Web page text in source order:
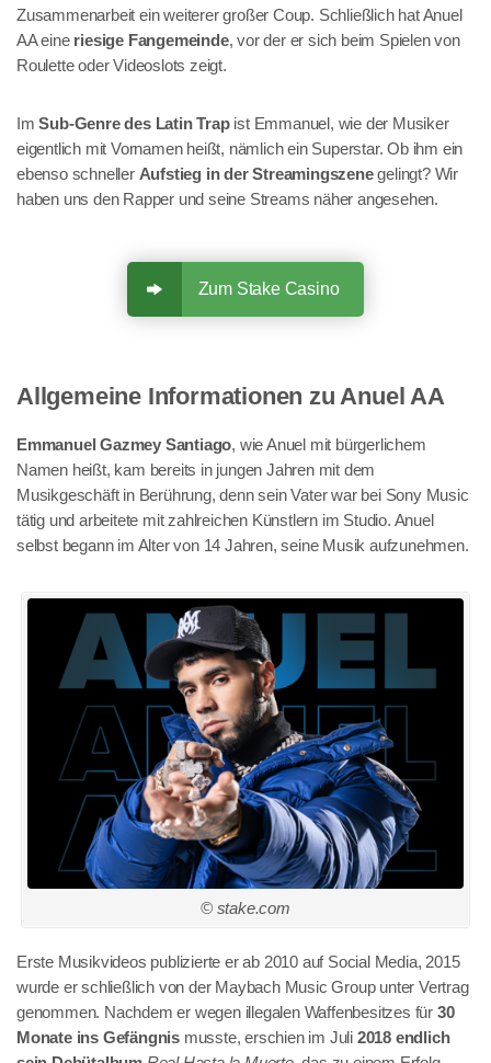
Zusammenarbeit ein weiterer großer Coup. Schließlich hat Anuel
AA eine riesige Fangemeinde, vor der er sich beim Spielen von
Roulette oder Videoslots zeigt.
ImSub-Genre des Latin Trapist Emmanuel, wie der Musiker
eigentlich mit Vornamen heißt, nämlich ein Superstar. Ob ihm ein
ebenso schneller Aufstieg in der Streamingszenegelingt? Wir
haben uns den Rapper und seine Streams näher angesehen.
Zum Stake Casino
Allgemeine Informationen zu Anuel AA
Emmanuel Gazmey Santiago, wie Anuel mit bürgerlichem
Namen heißt, kam bereits in jungen Jahren mit dem
Musikgeschäft in Berührung, denn sein Vater war bei Sony Music
tätig und arbeitete mit zahlreichen Künstlern im Studio. Anuel
selbst begann im Alter von 14 Jahren, seine Musik aufzunehmen.
© stake.com
Erste Musikvideos publizierte er ab 2010 auf Social Media, 2015
wurde er schließlich von der Maybach Music Group unter Vertrag
genommen. Nachdem er wegen illegalen Waffenbesitzes für 30
Monate ins Gefängnis musste, erschien im Juli 2018 endlich